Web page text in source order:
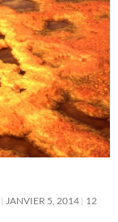
JANVIER 5, 2014 12